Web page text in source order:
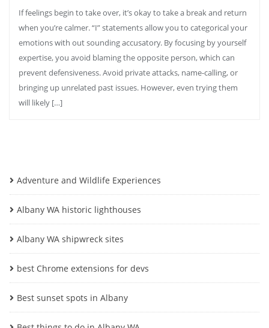
If feelings begin to take over, it’s okay to take a break and return
when you’re calmer. “I” statements allow you to categorical your
emotions with out sounding accusatory. By focusing by yourself
expertise, you avoid blaming the opposite person, which can
prevent defensiveness. Avoid private attacks, name-calling, or
bringing up unrelated past issues. However, even trying them
will likely […]
Adventure and Wildlife Experiences
Albany WA historic lighthouses
Albany WA shipwreck sites
best Chrome extensions for devs
Best sunset spots in Albany